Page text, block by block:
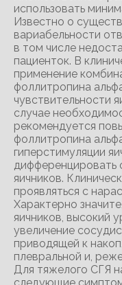
использовать
Известно о
вариабельности
в том числе
пациенток. В
применение
фоллитропина
чувствительности
случае
рекомендуется
фоллитропина
гиперстимуляции
дифференцировать
яичников.
проявляться с
Характерно
яичников, высокий
увеличение
приводящей к
плевральной и,
Для тяжелого СГЯ